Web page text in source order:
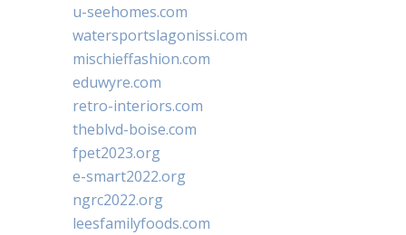
u-seehomes.com
watersportslagonissi.com
mischieffashion.com
eduwyre.com
retro-interiors.com
theblvd-boise.com
fpet2023.org
e-smart2022.org
ngrc2022.org
leesfamilyfoods.com